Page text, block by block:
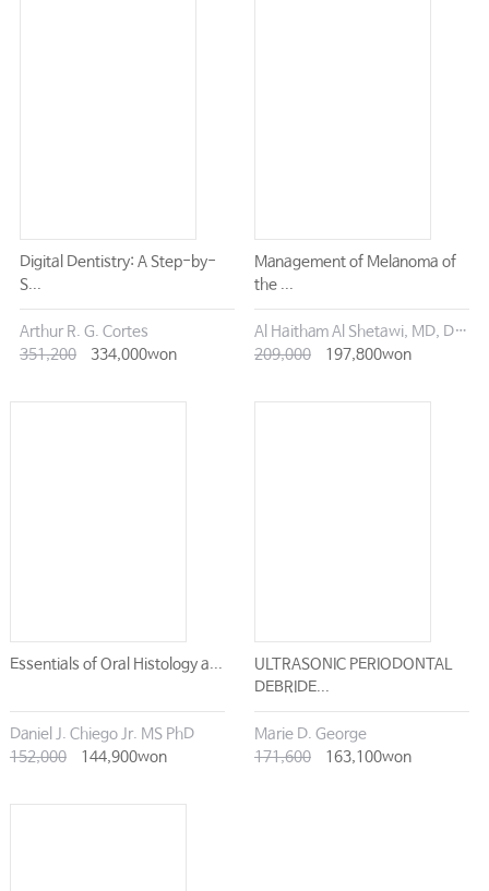
Ⅷ. 보톡스, 필러
Chapter 19 폐쇄수면무호흡증후군
Ⅰ. 수면호흡장애 용어 및 정의
Ⅲ. 폐쇄수면무호흡의 기전
Ⅱ. 전신마취
Ⅳ. 수술 후 환자관리
Ⅴ. 응급처치와 심폐소생술
Digital Dentistry: A Step-by-
S...
Arthur R. G. Cortes
351,200
334,000won
Management of Melanoma of
the ...
Al Haitham Al Shetawi, MD, DMD
209,000
197,800won
Essentials of Oral Histology a...
Daniel J. Chiego Jr. MS PhD
152,000
144,900won
ULTRASONIC PERIODONTAL
DEBRIDE...
Marie D. George
171,600
163,100won